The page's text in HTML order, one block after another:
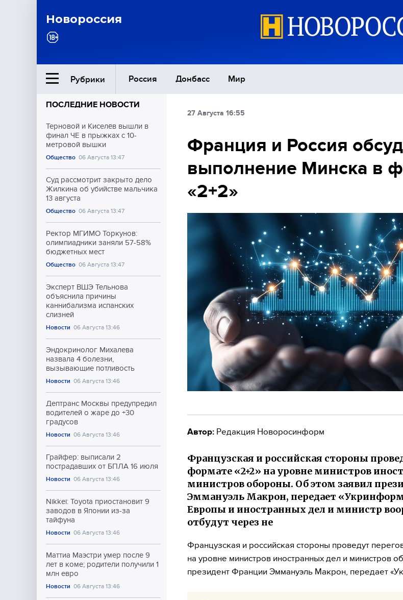
Новороссия
Рубрики Россия Донбасс Мир
Ближний Восток
Общество
Экономика
Культура
ПОСЛЕДНИЕ НОВОСТИ
Терновой и Киселёв вышли в
финал ЧЕ в прыжках с 10-
метровой вышки
Общество 06 Августа 13:47
Суд рассмотрит закрыто дело
Жилкина об убийстве мальчика
13 августа
Общество 06 Августа 13:47
Ректор МГИМО Торкунов:
олимпиадники заняли 57-58%
бюджетных мест
Общество 06 Августа 13:47
Эксперт ВШЭ Тельнова
объяснила причины
каннибализма испанских
слизней
Новости 06 Августа 13:46
Эндокринолог Михалева
назвала 4 болезни,
вызывающие потливость
Новости 06 Августа 13:46
Дептранс Москвы предупредил
водителей о жаре до +30
градусов
Новости 06 Августа 13:46
Грайфер: выписали 2
пострадавших от БПЛА 16 июля
Новости 06 Августа 13:46
Nikkei: Toyota приостановит 9
заводов в Японии из-за
тайфуна
Новости 06 Августа 13:46
Маттиа Маэстри умер после 9
лет в коме; родители получили 1
млн евро
Новости 06 Августа 13:46
27 Августа 16:55
Франция и Россия
выполнение Минска в
«2+2»
Автор: Редакция Новоросинформ
Французская и российская стороны
формате «2+2» на уровне министров
министров обороны. Об этом заявил
Эммануэль Макрон, передает
Европы и иностранных дел и министр
отбудут через не
Французская и российская стороны проведут
на уровне министров иностранных дел и министров
президент Франции Эммануэль Макрон, передает